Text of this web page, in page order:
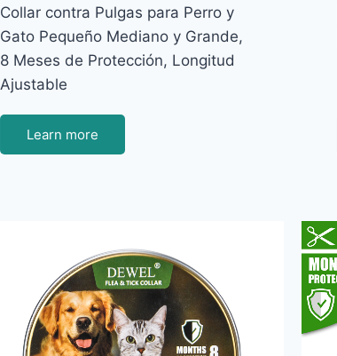
Collar contra Pulgas para Perro y
Gato Pequeño Mediano y Grande,
8 Meses de Protección, Longitud
Ajustable
Learn more